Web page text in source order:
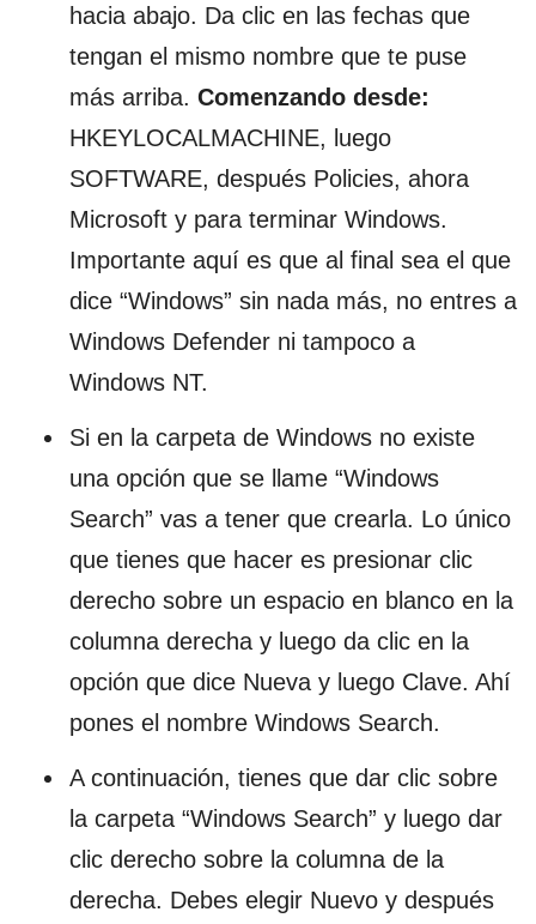
hacia abajo. Da clic en las fechas que
tengan el mismo nombre que te puse
más arriba. Comenzando desde:
HKEYLOCALMACHINE, luego
SOFTWARE, después Policies, ahora
Microsoft y para terminar Windows.
Importante aquí es que al final sea el que
dice “Windows” sin nada más, no entres a
Windows Defender ni tampoco a
Windows NT.
Si en la carpeta de Windows no existe
una opción que se llame “Windows
Search” vas a tener que crearla. Lo único
que tienes que hacer es presionar clic
derecho sobre un espacio en blanco en la
columna derecha y luego da clic en la
opción que dice Nueva y luego Clave. Ahí
pones el nombre Windows Search.
A continuación, tienes que dar clic sobre
la carpeta “Windows Search” y luego dar
clic derecho sobre la columna de la
derecha. Debes elegir Nuevo y después